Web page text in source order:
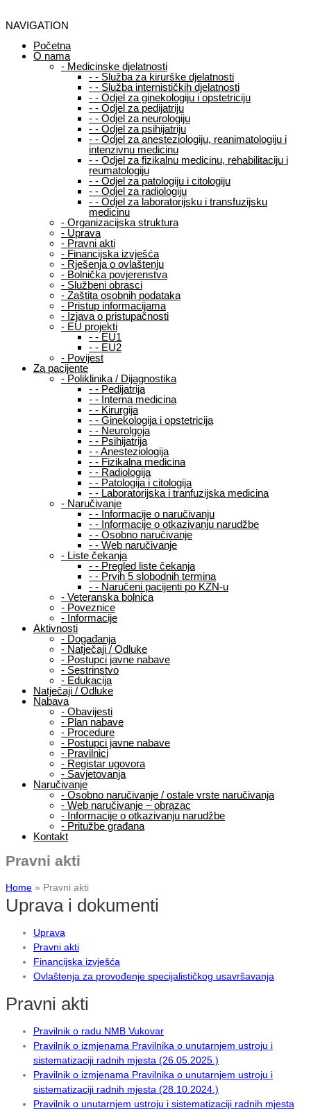
NAVIGATION
Početna
O nama
- Medicinske djelatnosti
- - Služba za kirurške djelatnosti
- - Služba internističkih djelatnosti
- - Odjel za ginekologiju i opstetriciju
- - Odjel za pedijatriju
- - Odjel za neurologiju
- - Odjel za psihijatriju
- - Odjel za anesteziologiju, reanimatologiju i
intenzivnu medicinu
- - Odjel za fizikalnu medicinu, rehabilitaciju i
reumatologiju
- - Odjel za patologiju i citologiju
- - Odjel za radiologiju
- - Odjel za laboratorijsku i transfuzijsku
medicinu
- Organizacijska struktura
- Uprava
- Pravni akti
- Financijska izvješća
- Rješenja o ovlaštenju
- Bolnička povjerenstva
- Službeni obrasci
- Zaštita osobnih podataka
- Pristup informacijama
- Izjava o pristupačnosti
- EU projekti
- - EU1
- - EU2
- Povijest
Za pacijente
- Poliklinika / Dijagnostika
- - Pedijatrija
- - Interna medicina
- - Kirurgija
- - Ginekologija i opstetricija
- - Neurolgoja
- - Psihijatrija
- -Anesteziologija
- - Fizikalna medicina
- - Radiologija
- - Patologija i citologija
- - Laboratorijska i tranfuzijska medicina
- Naručivanje
- - Informacije o naručivanju
- - Informacije o otkazivanju narudžbe
- - Osobno naručivanje
- - Web naručivanje
- Liste čekanja
- - Pregled liste čekanja
- - Prvih 5 slobodnih termina
- - Naručeni pacijenti po KZN-u
- Veteranska bolnica
- Poveznice
- Informacije
Aktivnosti
- Događanja
- Natječaji / Odluke
- Postupci javne nabave
- Sestrinstvo
- Edukacija
Natječaji / Odluke
Nabava
- Obavijesti
- Plan nabave
- Procedure
- Postupci javne nabave
- Pravilnici
- Registar ugovora
- Savjetovanja
Naručivanje
- Osobno naručivanje / ostale vrste naručivanja
- Web naručivanje – obrazac
- Informacije o otkazivanju narudžbe
- Pritužbe građana
Kontakt
Pravni akti
Home » Pravni akti
Uprava i dokumenti
Uprava
Pravni akti
Financijska izvješća
Ovlaštenja za provođenje specijalističkog usavršavanja
Pravni akti
Pravilnik o radu NMB Vukovar
Pravilnik o izmjenama Pravilnika o unutarnjem ustroju i
sistematizaciji radnih mjesta (26.05.2025.)
Pravilnik o izmjenama Pravilnika o unutarnjem ustroju i
sistematizaciji radnih mjesta (28.10.2024.)
Pravilnik o unutarnjem ustroju i sistematizaciji radnih mjesta